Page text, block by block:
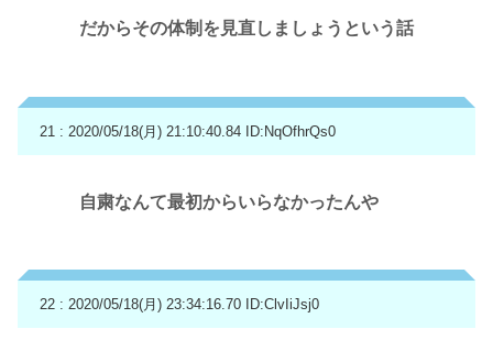
だからその体制を見直しましょうという話
21 : 2020/05/18(月) 21:10:40.84 ID:NqOfhrQs0
自粛なんて最初からいらなかったんや
22 : 2020/05/18(月) 23:34:16.70 ID:ClvIiJsj0